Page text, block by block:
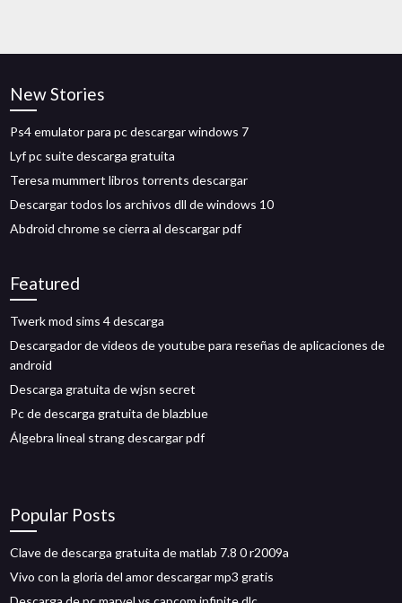
New Stories
Ps4 emulator para pc descargar windows 7
Lyf pc suite descarga gratuita
Teresa mummert libros torrents descargar
Descargar todos los archivos dll de windows 10
Abdroid chrome se cierra al descargar pdf
Featured
Twerk mod sims 4 descarga
Descargador de videos de youtube para reseñas de aplicaciones de
android
Descarga gratuita de wjsn secret
Pc de descarga gratuita de blazblue
Álgebra lineal strang descargar pdf
Popular Posts
Clave de descarga gratuita de matlab 7.8 0 r2009a
Vivo con la gloria del amor descargar mp3 gratis